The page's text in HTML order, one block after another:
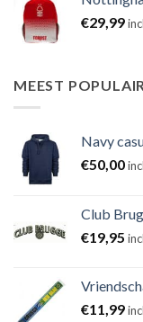
€29,99
MEEST POPULAIR
Navy
€50,00
Club
€19,95
€11,99